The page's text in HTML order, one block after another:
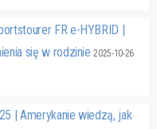
FR e-HYBRID |
się w rodzinie2025-10-26
| Amerykanie wiedzą, jak